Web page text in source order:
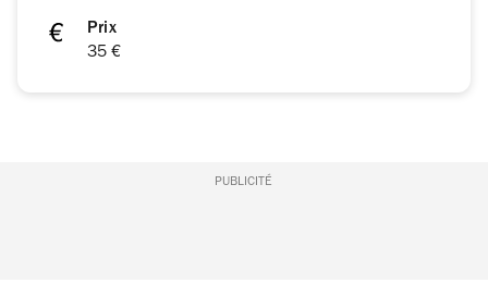
Prix
35 €
PUBLICITÉ